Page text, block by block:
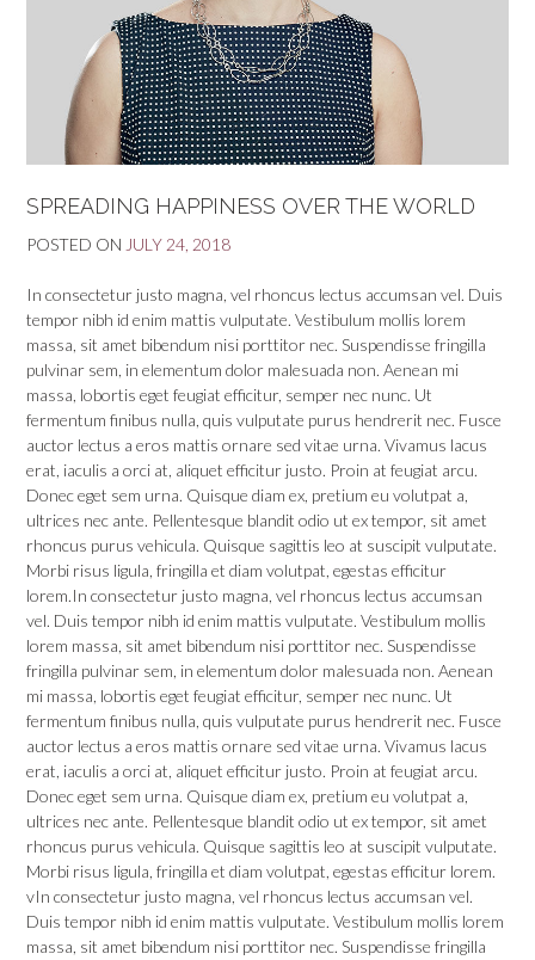
SPREADING HAPPINESS OVER THE WORLD
POSTED ON JULY 24, 2018
In consectetur justo magna, vel rhoncus lectus accumsan vel. Duis
tempor nibh id enim mattis vulputate. Vestibulum mollis lorem
massa, sit amet bibendum nisi porttitor nec. Suspendisse fringilla
pulvinar sem, in elementum dolor malesuada non. Aenean mi
massa, lobortis eget feugiat efficitur, semper nec nunc. Ut
fermentum finibus nulla, quis vulputate purus hendrerit nec. Fusce
auctor lectus a eros mattis ornare sed vitae urna. Vivamus lacus
erat, iaculis a orci at, aliquet efficitur justo. Proin at feugiat arcu.
Donec eget sem urna. Quisque diam ex, pretium eu volutpat a,
ultrices nec ante. Pellentesque blandit odio ut ex tempor, sit amet
rhoncus purus vehicula. Quisque sagittis leo at suscipit vulputate.
Morbi risus ligula, fringilla et diam volutpat, egestas efficitur
lorem.In consectetur justo magna, vel rhoncus lectus accumsan
vel. Duis tempor nibh id enim mattis vulputate. Vestibulum mollis
lorem massa, sit amet bibendum nisi porttitor nec. Suspendisse
fringilla pulvinar sem, in elementum dolor malesuada non. Aenean
mi massa, lobortis eget feugiat efficitur, semper nec nunc. Ut
fermentum finibus nulla, quis vulputate purus hendrerit nec. Fusce
auctor lectus a eros mattis ornare sed vitae urna. Vivamus lacus
erat, iaculis a orci at, aliquet efficitur justo. Proin at feugiat arcu.
Donec eget sem urna. Quisque diam ex, pretium eu volutpat a,
ultrices nec ante. Pellentesque blandit odio ut ex tempor, sit amet
rhoncus purus vehicula. Quisque sagittis leo at suscipit vulputate.
Morbi risus ligula, fringilla et diam volutpat, egestas efficitur lorem.
vIn consectetur justo magna, vel rhoncus lectus accumsan vel.
Duis tempor nibh id enim mattis vulputate. Vestibulum mollis lorem
massa, sit amet bibendum nisi porttitor nec. Suspendisse fringilla